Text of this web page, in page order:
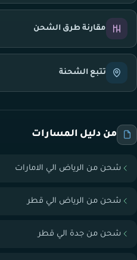
مقارنة طرق الشحن
تتبع الشحنة
من دليل المسارات
شحن من الرياض الي الامارات
شحن من الرياض الي قطر
شحن من جدة الي قطر